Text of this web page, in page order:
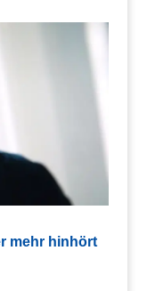
mehr hinhört